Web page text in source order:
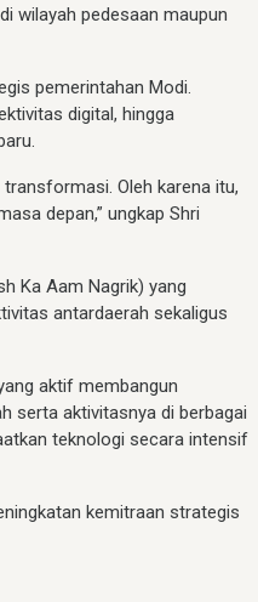
wilayah pedesaan maupun
pemerintahan Modi.
digital, hingga
Oleh karena itu,
depan,” ungkap Shri
Ka Aam Nagrik) yang
antardaerah sekaligus
aktif membangun
serta aktivitasnya di berbagai
teknologi secara intensif
kemitraan strategis